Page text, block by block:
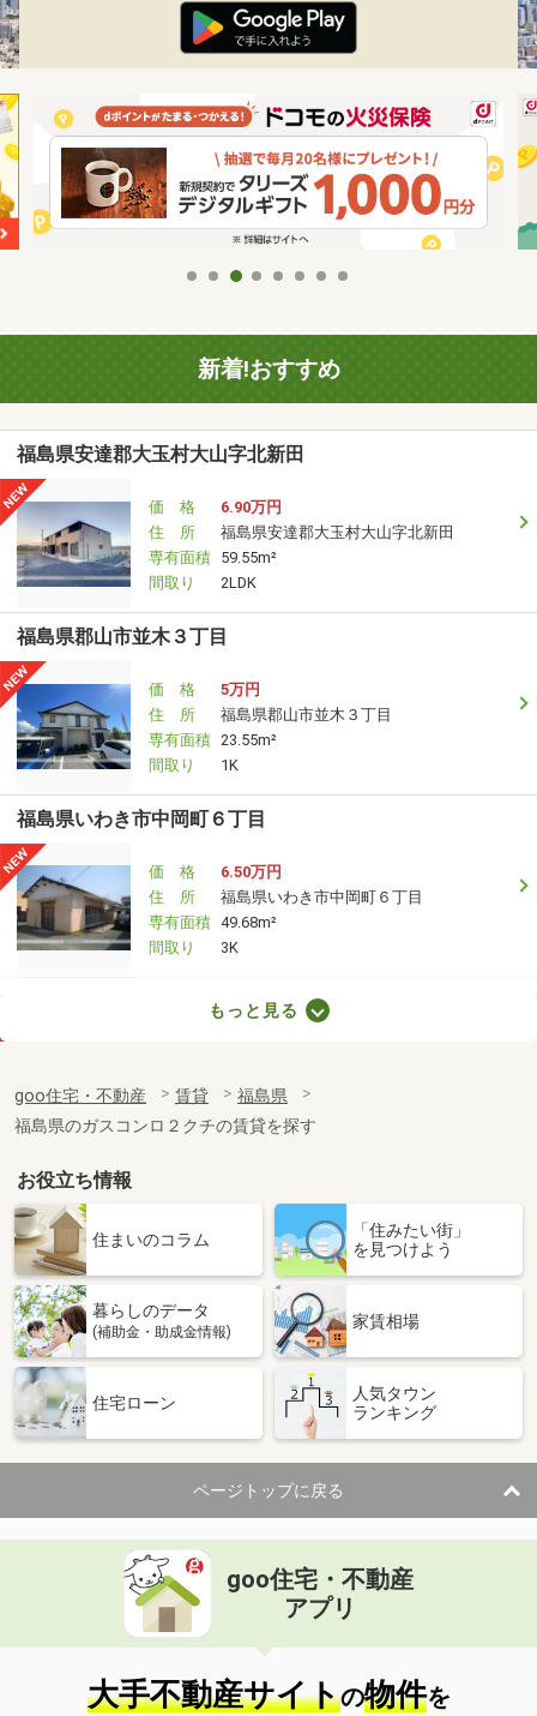
新着!おすすめ
福島県安達郡大玉村大山字北新田
価 格
6.90万円
住 所
福島県安達郡大玉村大山字北新田
専有面積 59.55m²
間取り
2LDK
福島県郡山市並木３丁目
価 格
5万円
住 所
福島県郡山市並木３丁目
専有面積 23.55m²
間取り
1K
福島県いわき市中岡町６丁目
価 格
6.50万円
住 所
福島県いわき市中岡町６丁目
専有面積 49.68m²
間取り
3K
福島県郡山市小原田５丁目
専有面積
39.92m²
間取り
1LDK
福島県いわき市常磐関船町３
価 格
4.80万円
福島県いわき市常磐関船町３
専有面積 28.02m²
間取り
福島県郡山市安積町日出山１丁目
住 所
福島県郡山市安積町日出山１丁目
専有面積 72.92m²
間取り
2LDK
福島県福島市西中央４丁目
価 格
住 所
福島県福島市西中央４丁目
専有面積 42.37m²
間取り
1LDK
もっと見る
goo住宅・不動産 賃貸
福島県
福島県のガスコンロ２クチの賃貸を探す
お役立ち情報
住まいのコラム
「住みたい街」
を見つけよう
暮らしのデータ
(補助金・助成金情報)
家賃相場
住宅ローン
人気タウン
ランキング
ページトップに戻る
goo住宅・不動産
アプリ
大手不動産サイトの物件を